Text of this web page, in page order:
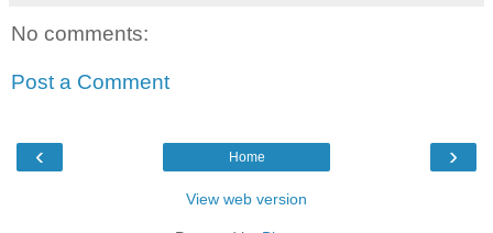
No comments:
Post a Comment
‹ ›
Home
View web version